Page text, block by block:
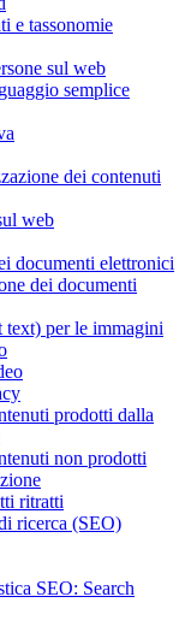
e tassonomie
sul web
semplice
dei contenuti
web
documenti elettronici
dei documenti
text) per le immagini
prodotti dalla
non prodotti
ritratti
ricerca (SEO)
SEO: Search